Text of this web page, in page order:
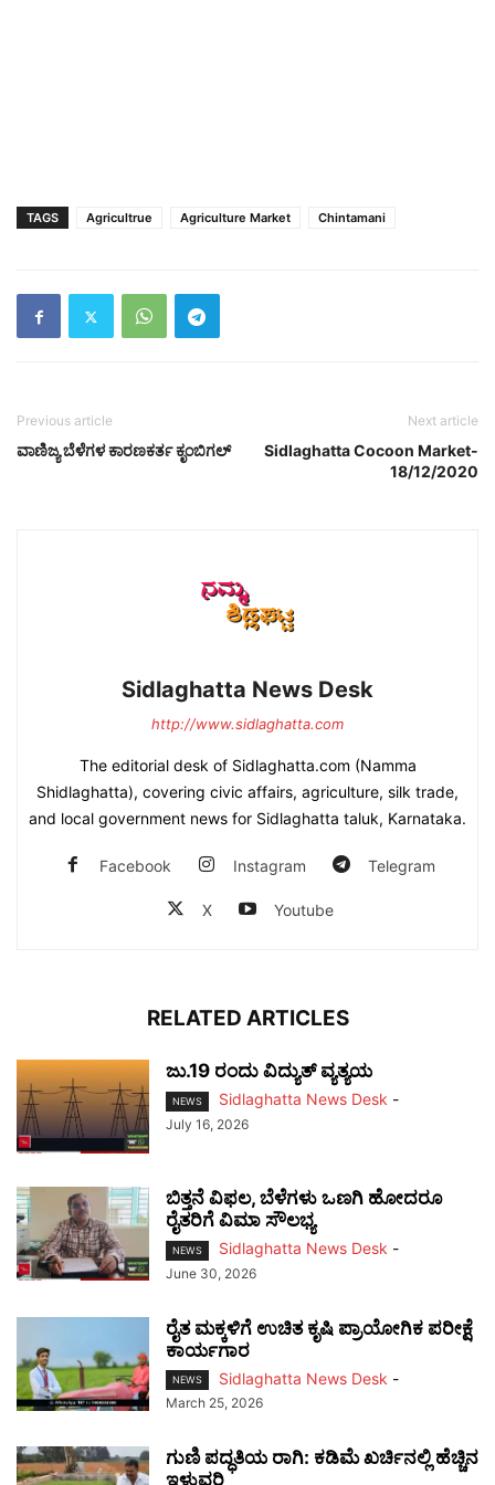
TAGS Agricultrue Agriculture Market Chintamani
Previous article
ವಾಣಿಜ್ಯ ಬೆಳೆಗಳ ಕಾರಣಕರ್ತ ಕೃಂಬಿಗಲ್
Next article
Sidlaghatta Cocoon Market-
18/12/2020
Sidlaghatta News Desk
http://www.sidlaghatta.com
The editorial desk of Sidlaghatta.com (Namma
Shidlaghatta), covering civic affairs, agriculture, silk trade,
and local government news for Sidlaghatta taluk, Karnataka.
Facebook Instagram Telegram
X Youtube
RELATED ARTICLES
ಜು.19 ರಂದು ವಿದ್ಯುತ್ ವ್ಯತ್ಯಯ
NEWS Sidlaghatta News Desk -
July 16, 2026
ಬಿತ್ತನೆ ವಿಫಲ, ಬೆಳೆಗಳು ಒಣಗಿ ಹೋದರೂ
ರೈತರಿಗೆ ವಿಮಾ ಸೌಲಭ್ಯ
NEWS Sidlaghatta News Desk -
June 30, 2026
ರೈತ ಮಕ್ಕಳಿಗೆ ಉಚಿತ ಕೃಷಿ ಪ್ರಾಯೋಗಿಕ ಪರೀಕ್ಷೆ
ಕಾರ್ಯಗಾರ
NEWS Sidlaghatta News Desk -
March 25, 2026
ಗುಣಿ ಪದ್ಧತಿಯ ರಾಗಿ: ಕಡಿಮೆ ಖರ್ಚಿನಲ್ಲಿ ಹೆಚ್ಚಿನ
ಇಳುವರಿ